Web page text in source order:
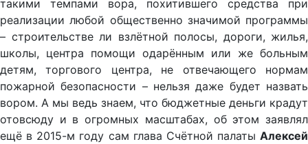
такими темпами вора, похитившего средства при
реализации любой общественно значимой программы
– строительстве ли взлётной полосы, дороги, жилья,
школы, центра помощи одарённым или же больным
детям, торгового центра, не отвечающего нормам
пожарной безопасности – нельзя даже будет назвать
вором. А мы ведь знаем, что бюджетные деньги крадут
отовсюду и в огромных масштабах, об этом заявлял
ещё в 2015-м году сам глава Счётной палаты Алексей